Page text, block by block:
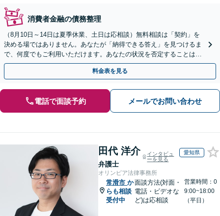
消費者金融の債務整理
（8月10日～14日は夏季休業、土日は応相談）無料相談は「契約」を
決める場ではありません。あなたが「納得できる答え」を見つけるま
で、何度でもご利用いただけます。あなたの状況を否定することは、
決してありません。どうぞ、ご安心ください。
料金表を見る
電話で面談予約 メールでお問い合わせ
田代 洋介
弁護士
インタビュ
ーを見る
愛知県
オリンピア法律事務所
常滑市 か
らも相談
受付中
面談方法(対面・
電話・ビデオな
ど)は応相談
営業時間：0
9:00~18:00
（平日）